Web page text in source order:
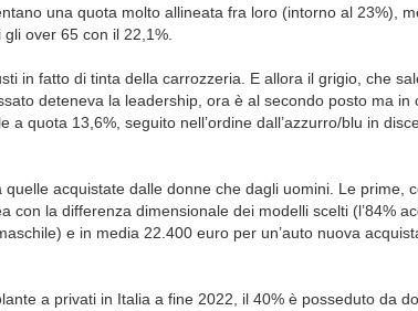
una quota molto allineata fra loro (intorno al 23%),
over 65 con il 22,1%.
in fatto di tinta della carrozzeria. E allora il grigio, che
deteneva la leadership, ora è al secondo posto ma in
quota 13,6%, seguito nell’ordine dall’azzurro/blu in
acquistate dalle donne che dagli uomini. Le prime,
con la differenza dimensionale dei modelli scelti (l’84%
e in media 22.400 euro per un’auto nuova
a privati in Italia a fine 2022, il 40% è posseduto da